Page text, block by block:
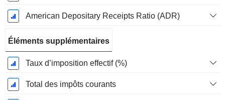
American Depositary Receipts Ratio (ADR)
Éléments supplémentaires
Taux d’imposition effectif (%)
Total des impôts courants